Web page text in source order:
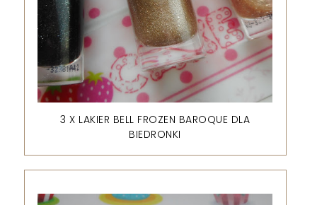
3 X LAKIER BELL FROZEN BAROQUE DLA
BIEDRONKI